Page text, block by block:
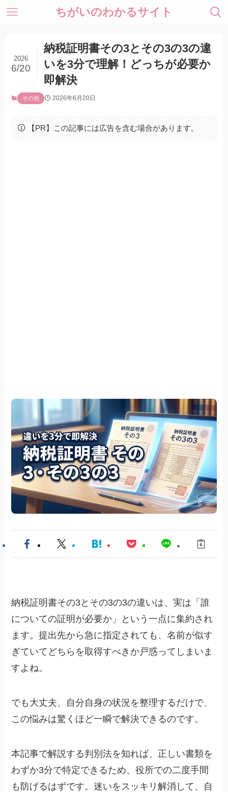
ちがいのわかるサイト
納税証明書その3とその3の3の違
いを3分で理解！どっちが必要か
即解決
2026
6/20
その他 2026年6月20日
【PR】この記事には広告を含む場合があります。
納税証明書その3とその3の3の違いは、実は「誰
についての証明が必要か」という一点に集約され
ます。提出先から急に指定されても、名前が似す
ぎていてどちらを取得すべきか戸惑ってしまいま
すよね。
でも大丈夫、自分自身の状況を整理するだけで、
この悩みは驚くほど一瞬で解決できるのです。
本記事で解説する判別法を知れば、正しい書類を
わずか3分で特定できるため、役所での二度手間
も防げるはずです。迷いをスッキリ解消して、自